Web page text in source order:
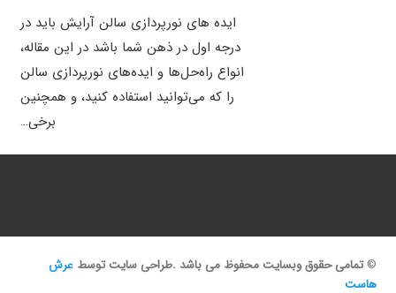
ایده های نورپردازی سالن آرایش باید در
درجه اول در ذهن شما باشد در این مقاله،
انواع راه‌حل‌ها و ایده‌های نورپردازی سالن
را که می‌توانید استفاده کنید، و همچنین
برخی…
©تمامی حقوق وبسایت محفوظ می باشد .طراحی سایت توسطعرش
هاست